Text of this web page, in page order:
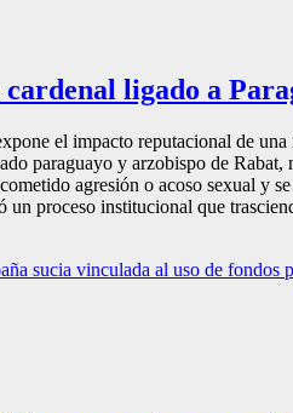
cardenal ligado a
el impacto reputacional de
paraguayo y arzobispo de
agresión o acoso sexual y
proceso institucional que